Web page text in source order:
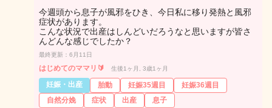
今週頭から息子が風邪をひき、今日私に移り発熱と風邪
症状があります。
こんな状況で出産はしんどいだろうなと思いますが皆さ
んどんな感じでしたか？
最終更新：6月11日
はじめてのママリ🔰 生後1ヶ月, 3歳1ヶ月
妊娠・出産 胎動 妊娠35週目
妊娠36週目
自然分娩
症状 出産 息子